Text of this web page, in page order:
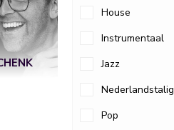
House
Instrumentaal
Jazz
Nederlandstalig
Pop